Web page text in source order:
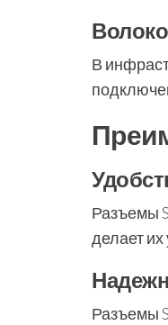
В
Разъемы
делает
Разъемы